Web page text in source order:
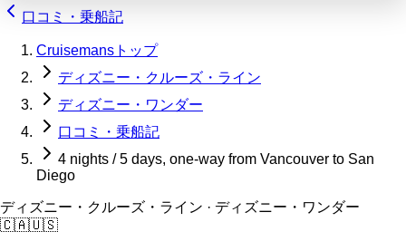
口コミ・乗船記
Cruisemansトップ
ディズニー・クルーズ・ライン
ディズニー・ワンダー
口コミ・乗船記
4 nights / 5 days, one-way from Vancouver to San
Diego
ディズニー・クルーズ・ライン · ディズニー・ワンダー
🇨🇦🇺🇸